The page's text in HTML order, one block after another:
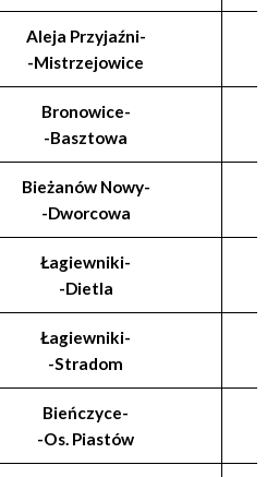
Aleja Przyjaźni-
-Mistrzejowice
Bronowice-
-Basztowa
Bieżanów Nowy-
-Dworcowa
Łagiewniki-
-Dietla
Łagiewniki-
-Stradom
Bieńczyce-
-Os. Piastów